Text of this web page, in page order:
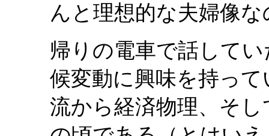
んと理想的な夫婦像
帰りの電車で話して
候変動に興味を持っ
流から経済物理、そ